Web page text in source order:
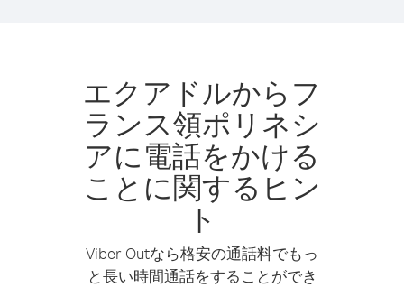
エクアドルからフ
ランス領ポリネシ
アに電話をかける
ことに関するヒン
ト
Viber Outなら格安の通話料でもっ
と長い時間通話をすることができ